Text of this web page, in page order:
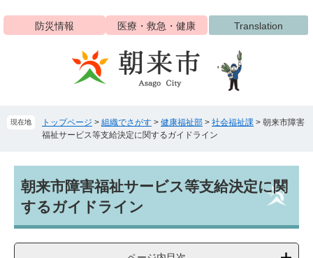
ジ
ュ
防災情報 医療・救急・健康 Translation
現在地 トップページ > 組織でさがす > 健康福祉部 > 社会福祉課 > 朝来市障害
福祉サービス等支給決定に関するガイドライン
文朝来市障害福祉サービス等支給決定に関
するガイドライン